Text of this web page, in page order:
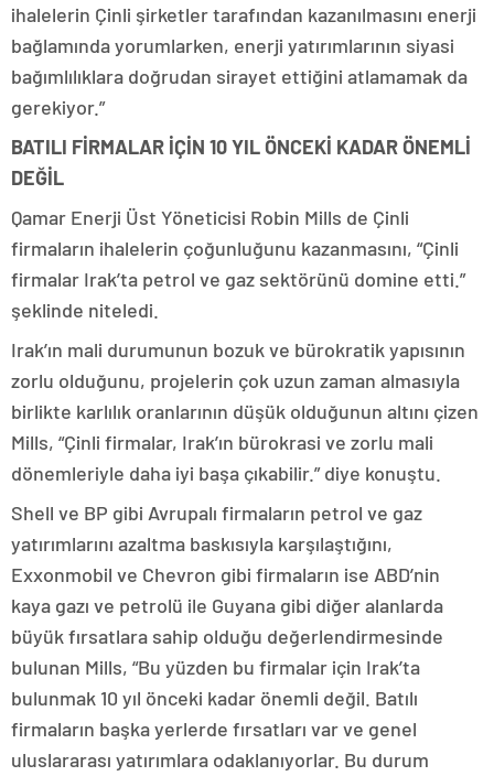
ihalelerin Çinli şirketler tarafından kazanılmasını enerji
bağlamında yorumlarken, enerji yatırımlarının siyasi
bağımlılıklara doğrudan sirayet ettiğini atlamamak da
gerekiyor.”
BATILI FİRMALAR İÇİN 10 YIL ÖNCEKİ KADAR ÖNEMLİ
DEĞİL
Qamar Enerji Üst Yöneticisi Robin Mills de Çinli
firmaların ihalelerin çoğunluğunu kazanmasını, “Çinli
firmalar Irak’ta petrol ve gaz sektörünü domine etti.”
şeklinde niteledi.
Irak’ın mali durumunun bozuk ve bürokratik yapısının
zorlu olduğunu, projelerin çok uzun zaman almasıyla
birlikte karlılık oranlarının düşük olduğunun altını çizen
Mills, “Çinli firmalar, Irak’ın bürokrasi ve zorlu mali
dönemleriyle daha iyi başa çıkabilir.” diye konuştu.
Shell ve BP gibi Avrupalı firmaların petrol ve gaz
yatırımlarını azaltma baskısıyla karşılaştığını,
Exxonmobil ve Chevron gibi firmaların ise ABD’nin
kaya gazı ve petrolü ile Guyana gibi diğer alanlarda
büyük fırsatlara sahip olduğu değerlendirmesinde
bulunan Mills, “Bu yüzden bu firmalar için Irak’ta
bulunmak 10 yıl önceki kadar önemli değil. Batılı
firmaların başka yerlerde fırsatları var ve genel
uluslararası yatırımlara odaklanıyorlar. Bu durum